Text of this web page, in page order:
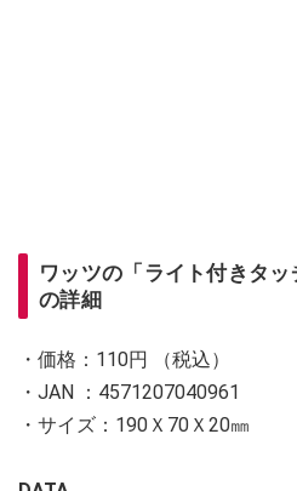
ワッツの「ライト付きタッ
の詳細
・価格：110円 （税込）
・JAN ：4571207040961
・サイズ：190Ｘ70Ｘ20㎜